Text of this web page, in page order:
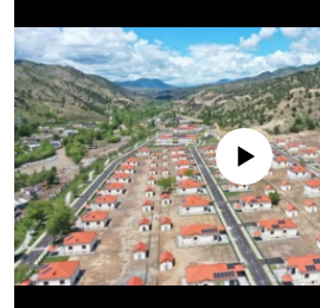
No media source